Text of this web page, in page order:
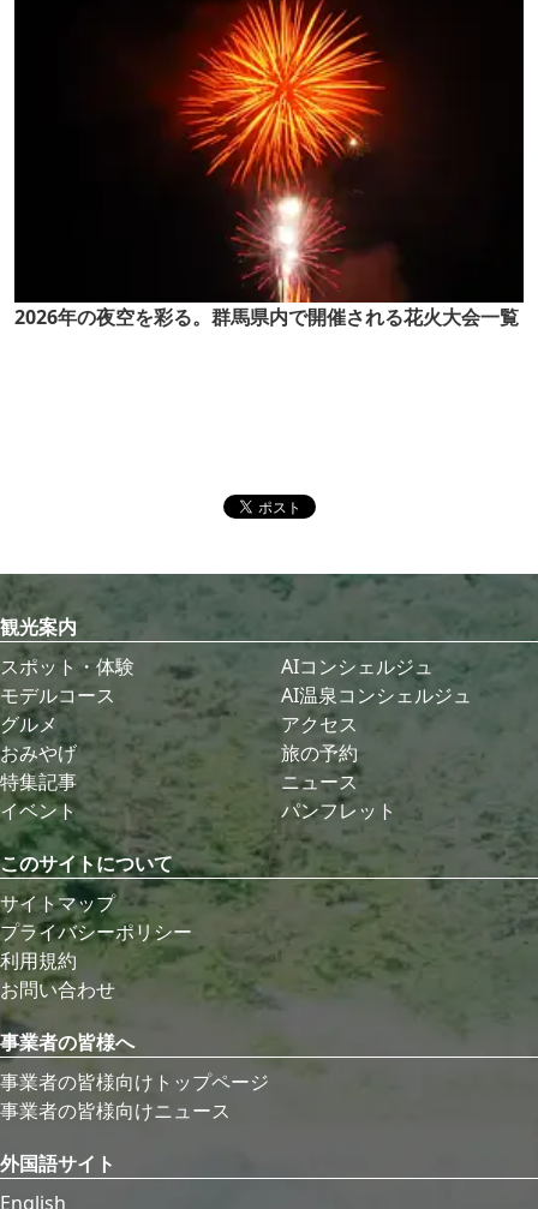
2026年の夜空を彩る。群馬県内で開催される花火大会一覧
観光案内
スポット・体験
モデルコース
グルメ
おみやげ
特集記事
イベント
AIコンシェルジュ
AI温泉コンシェルジュ
アクセス
旅の予約
ニュース
パンフレット
このサイトについて
サイトマップ
プライバシーポリシー
利用規約
お問い合わせ
事業者の皆様へ
事業者の皆様向けトップページ
事業者の皆様向けニュース
外国語サイト
English